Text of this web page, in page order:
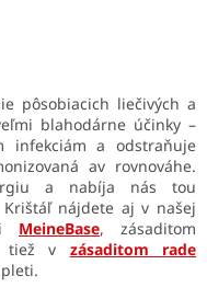
pôsobiacich liečivých a
blahodárne účinky –
infekciám a odstraňuje
av rovnováhe.
a nabíja nás tou
nájdete aj v našej
MeineBase, zásaditom
v zásaditom rade